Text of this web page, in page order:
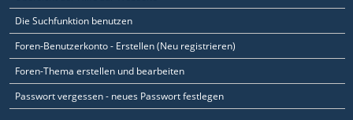
Die Suchfunktion benutzen
Foren-Benutzerkonto - Erstellen (Neu registrieren)
Foren-Thema erstellen und bearbeiten
Passwort vergessen - neues Passwort festlegen